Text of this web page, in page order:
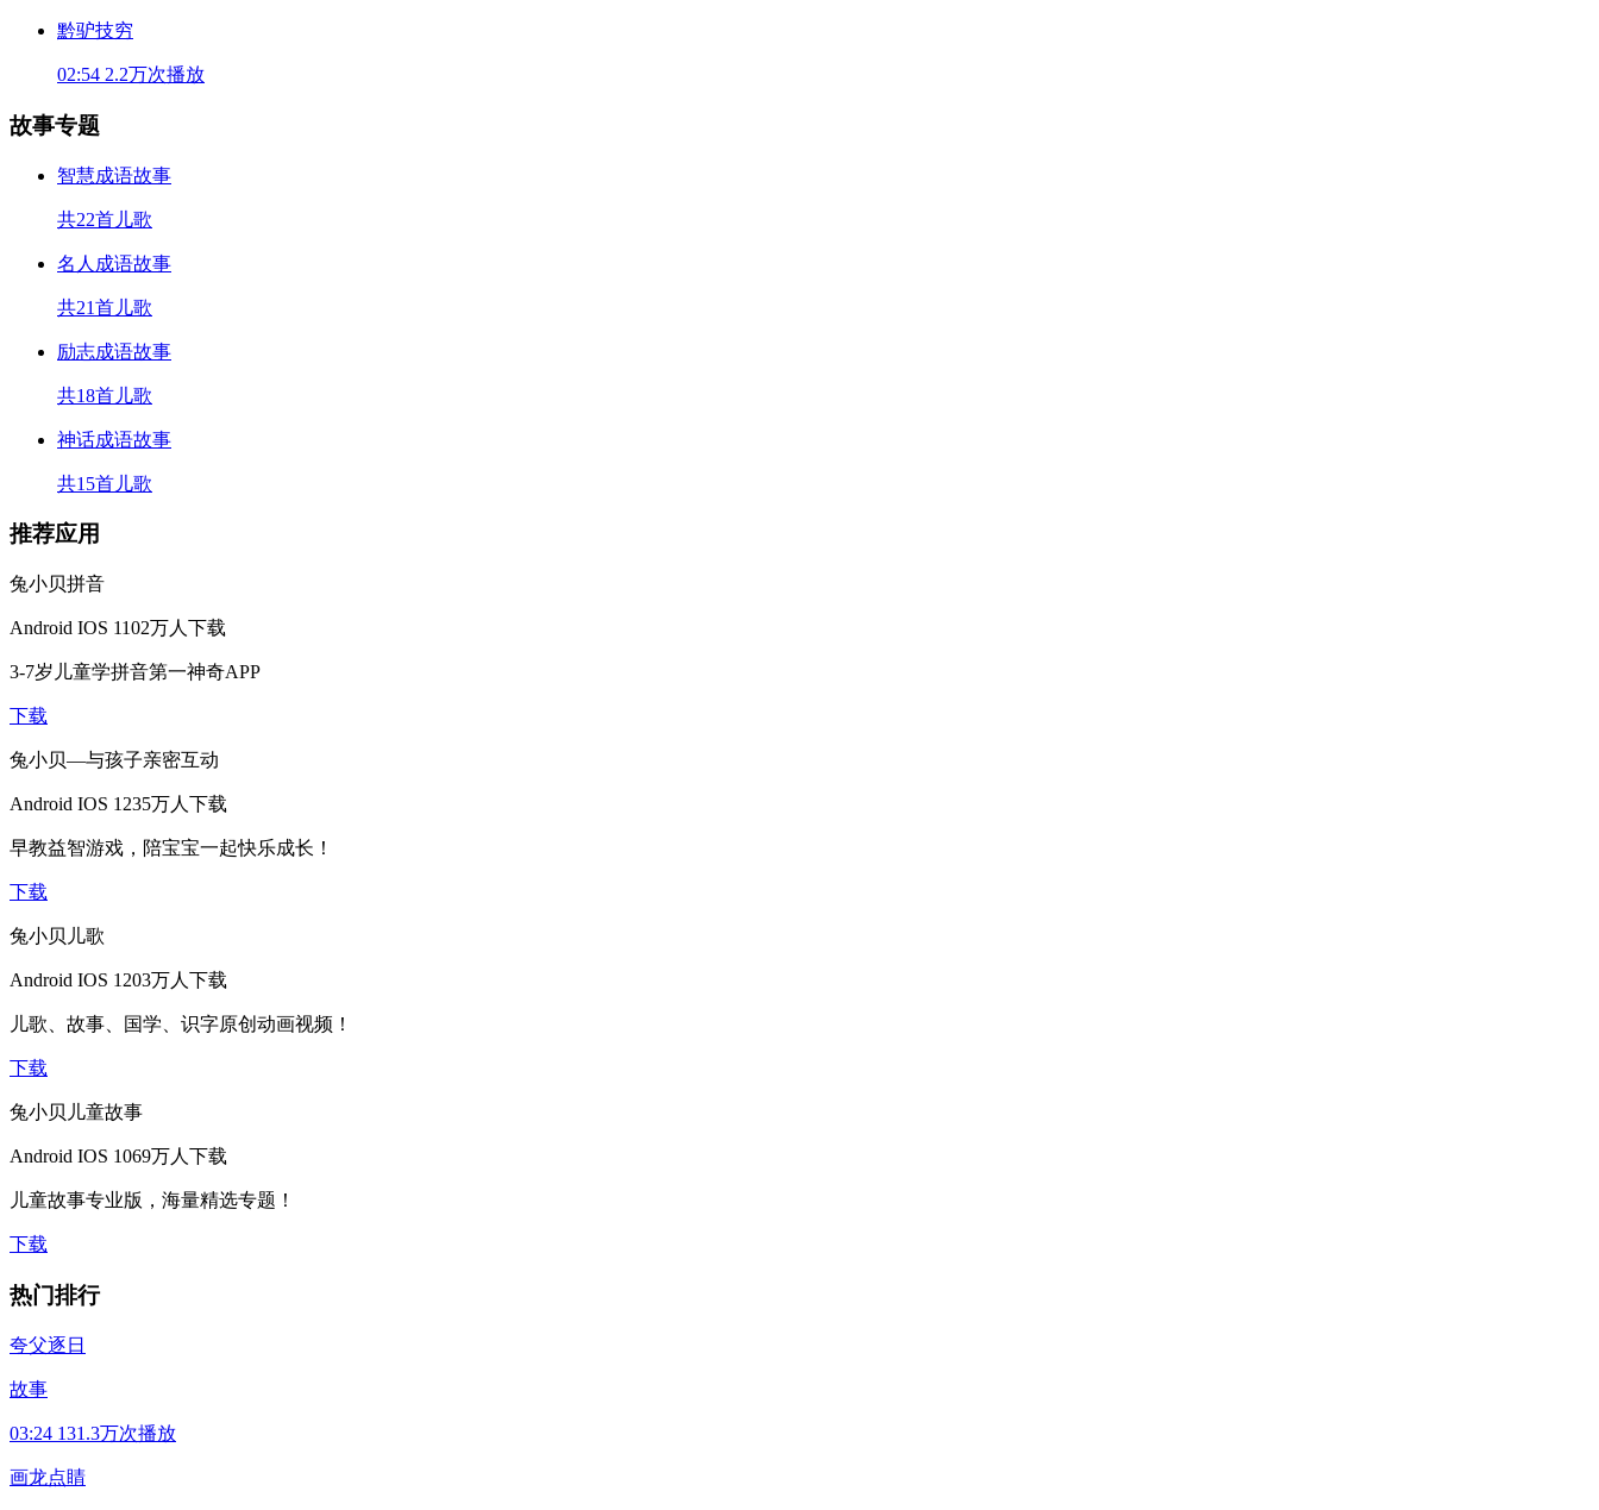
黔驴技穷
02:54 2.2万次播放
故事专题
智慧成语故事
共22首儿歌
名人成语故事
共21首儿歌
励志成语故事
共18首儿歌
神话成语故事
共15首儿歌
推荐应用
兔小贝拼音
Android IOS 1102万人下载
3-7岁儿童学拼音第一神奇APP
下载
兔小贝—与孩子亲密互动
Android IOS 1235万人下载
早教益智游戏，陪宝宝一起快乐成长！
下载
兔小贝儿歌
Android IOS 1203万人下载
儿歌、故事、国学、识字原创动画视频！
下载
兔小贝儿童故事
Android IOS 1069万人下载
儿童故事专业版，海量精选专题！
下载
热门排行
夸父逐日
故事
03:24 131.3万次播放
画龙点睛